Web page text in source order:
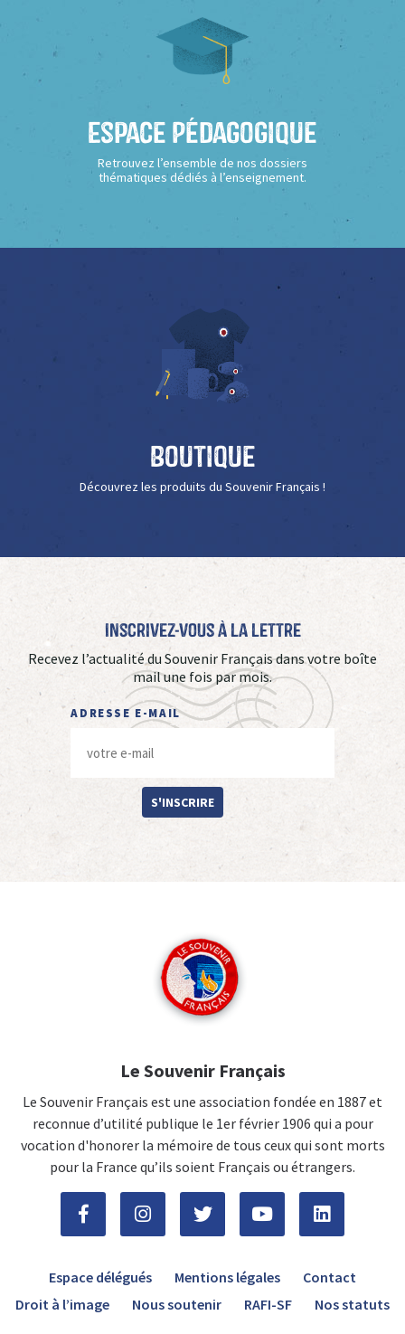
Espace Pédagogique
Retrouvez l’ensemble de nos dossiers
thématiques dédiés à l’enseignement.
Boutique
Découvrez les produits du Souvenir Français !
Inscrivez-vous à La Lettre
Recevez l’actualité du Souvenir Français dans votre boîte
mail une fois par mois.
ADRESSE E-MAIL
S'INSCRIRE
Le Souvenir Français
Le Souvenir Français est une association fondée en 1887 et
reconnue d’utilité publique le 1er février 1906 qui a pour
vocation d'honorer la mémoire de tous ceux qui sont morts
pour la France qu’ils soient Français ou étrangers.
Espace délégués Mentions légales
Contact
Droit à l’image
Nous soutenir RAFI-SF Nos statuts